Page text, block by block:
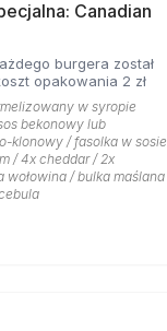
Canadian
burgera został
opakowania 2 zł
w syropie
bekonowy lub
klonowy / fasolka w sosie
/ 4x cheddar / 2x
wołowina / bulka maślana